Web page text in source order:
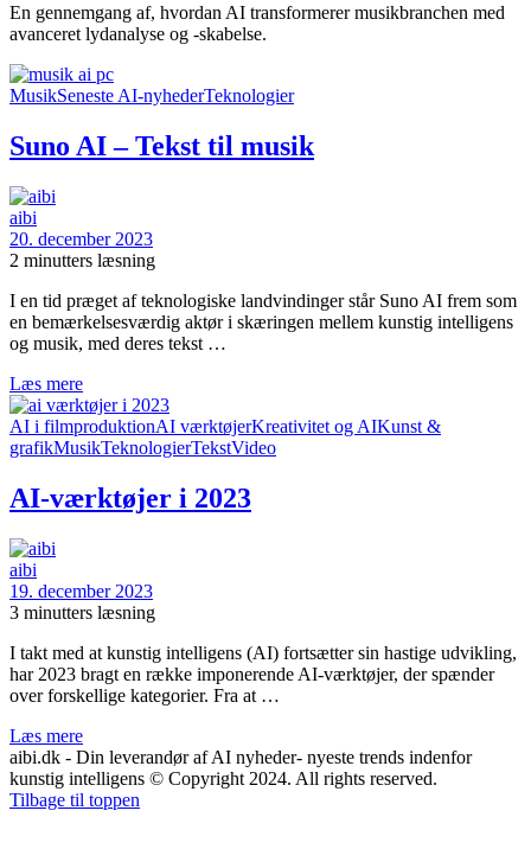
En gennemgang af, hvordan AI transformerer musikbranchen med
avanceret lydanalyse og -skabelse.
MusikSeneste AI-nyhederTeknologier
Suno AI – Tekst til musik
aibi
20. december 2023
2 minutters læsning
I en tid præget af teknologiske landvindinger står Suno AI frem som
en bemærkelsesværdig aktør i skæringen mellem kunstig intelligens
og musik, med deres tekst …
Læs mere
AI i filmproduktionAI værktøjerKreativitet og AIKunst &
grafikMusikTeknologierTekstVideo
AI-værktøjer i 2023
aibi
19. december 2023
3 minutters læsning
I takt med at kunstig intelligens (AI) fortsætter sin hastige udvikling,
har 2023 bragt en række imponerende AI-værktøjer, der spænder
over forskellige kategorier. Fra at …
Læs mere
aibi.dk - Din leverandør af AI nyheder- nyeste trends indenfor
kunstig intelligens © Copyright 2024. All rights reserved.
Tilbage til toppen